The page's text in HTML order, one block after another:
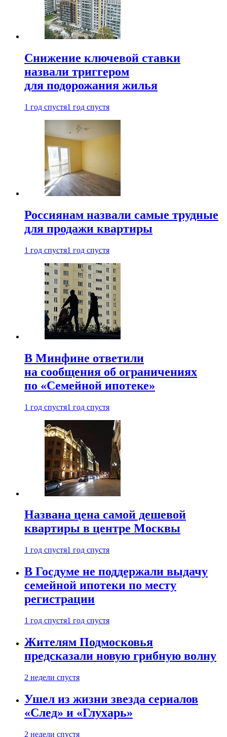
Снижение ключевой ставки
назвали триггером
для подорожания жилья
1 год спустя1 год спустя
Россиянам назвали самые трудные
для продажи квартиры
1 год спустя1 год спустя
В Минфине ответили
на сообщения об ограничениях
по «Семейной ипотеке»
1 год спустя1 год спустя
Названа цена самой дешевой
квартиры в центре Москвы
1 год спустя1 год спустя
В Госдуме не поддержали выдачу
семейной ипотеки по месту
регистрации
1 год спустя1 год спустя
Жителям Подмосковья
предсказали новую грибную волну
2 недели спустя
Ушел из жизни звезда сериалов
«След» и «Глухарь»
2 недели спустя